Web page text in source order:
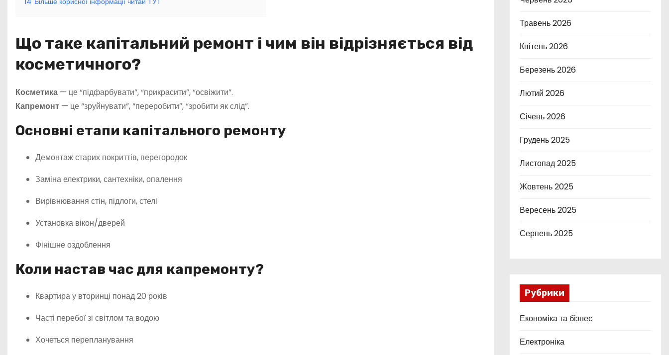
Що таке капітальний ремонт і чим він відрізняється від
косметичного?
Косметика — це “підфарбувати”, “прикрасити”, “освіжити”.
Капремонт — це “зруйнувати”, “переробити”, “зробити як слід”.
Основні етапи капітального ремонту
Демонтаж старих покриттів, перегородок
Заміна електрики, сантехніки, опалення
Вирівнювання стін, підлоги, стелі
Установка вікон/дверей
Фінішне оздоблення
Коли настав час для капремонту?
Квартира у вторинці понад 20 років
Часті перебої зі світлом та водою
Хочеться перепланування
Травень 2026
Квітень 2026
Березень 2026
Лютий 2026
Січень 2026
Грудень 2025
Листопад 2025
Жовтень 2025
Вересень 2025
Серпень 2025
Рубрики
Економіка та бізнес
Електроніка